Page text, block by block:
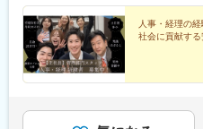
（6万2000円～）が含まれ
お持ちで、専任登録が可能な
員：入社後6カ月間】月給33
間分（7万8000円～）が含ま
降】月給35万円～※上記には
し、超過分の残業代は全額支
人事・経理の経
社会に貢献する